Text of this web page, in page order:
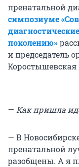
пренатальной
симпозиуме
поколению»
и председатель
— Как пришла
— В
пренатальной
разобщены. А я